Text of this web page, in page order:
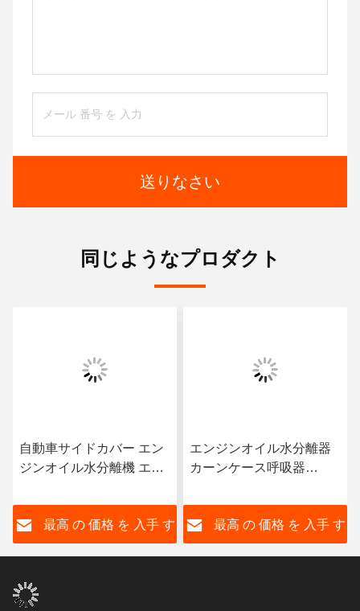
送りなさい
同じようなプロダクト
自動車サイドカバー エン
ジンオイル水分離機 エン
03C103774 16V 16
最高 の 価格 を 入手 す
エンジンオイル水分離器
カーンケース呼吸器
ワーゲンポロジェッタ ニ
ューラヴィダ・ボラ
最高 の 価格 を 入手 す